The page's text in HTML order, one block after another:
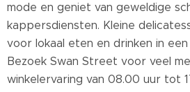
mode en geniet van geweldige
kappersdiensten. Kleine
voor lokaal eten en drinken in
Bezoek Swan Street voor veel
winkelervaring van 08.00 uur tot